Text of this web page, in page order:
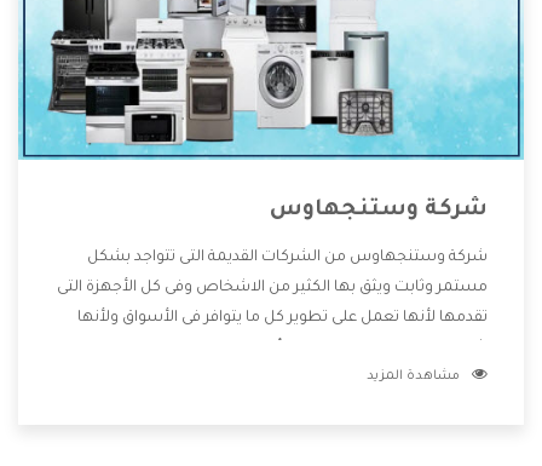
شركة وستنجهاوس
شركة وستنجهاوس من الشركات القديمة التى تتواجد بشكل
مستمر وثابت ويثق بها الكثير من الاشخاص وفى كل الأجهزة التى
تقدمها لأنها تعمل على تطوير كل ما يتوافر فى الأسواق ولأنها
المنتجات وتقدم للعملاء أقوى العروض والخصومات التى تسهل
مشاهدة المزيد